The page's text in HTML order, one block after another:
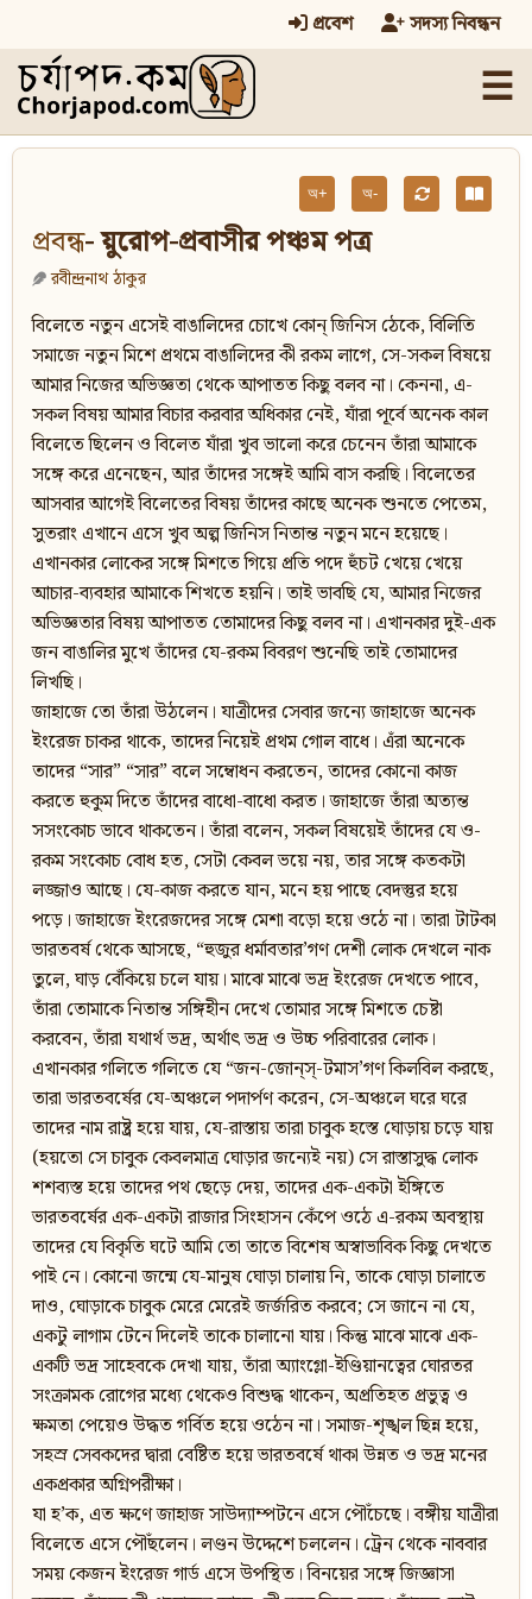
প্রবেশ সদস্য নিবন্ধন
☰
অ+ অ-
প্রবন্ধ- য়ুরোপ-প্রবাসীর পঞ্চম পত্র
রবীন্দ্রনাথ ঠাকুর
বিলেতে নতুন এসেই বাঙালিদের চোখে কোন্‌ জিনিস ঠেকে, বিলিতি
সমাজে নতুন মিশে প্রথমে বাঙালিদের কী রকম লাগে, সে-সকল বিষয়ে
আমার নিজের অভিজ্ঞতা থেকে আপাতত কিছু বলব না। কেননা, এ-
সকল বিষয় আমার বিচার করবার অধিকার নেই, যাঁরা পূর্বে অনেক কাল
বিলেতে ছিলেন ও বিলেত যাঁরা খুব ভালো করে চেনেন তাঁরা আমাকে
সঙ্গে করে এনেছেন, আর তাঁদের সঙ্গেই আমি বাস করছি। বিলেতের
আসবার আগেই বিলেতের বিষয় তাঁদের কাছে অনেক শুনতে পেতেম,
সুতরাং এখানে এসে খুব অল্প জিনিস নিতান্ত নতুন মনে হয়েছে।
এখানকার লোকের সঙ্গে মিশতে গিয়ে প্রতি পদে হুঁচট খেয়ে খেয়ে
আচার-ব্যবহার আমাকে শিখতে হয়নি। তাই ভাবছি যে, আমার নিজের
অভিজ্ঞতার বিষয় আপাতত তোমাদের কিছু বলব না। এখানকার দুই-এক
জন বাঙালির মুখে তাঁদের যে-রকম বিবরণ শুনেছি তাই তোমাদের
লিখছি।
জাহাজে তো তাঁরা উঠলেন। যাত্রীদের সেবার জন্যে জাহাজে অনেক
ইংরেজ চাকর থাকে, তাদের নিয়েই প্রথম গোল বাধে। এঁরা অনেকে
তাদের “সার” “সার” বলে সম্বোধন করতেন, তাদের কোনো কাজ
করতে হুকুম দিতে তাঁদের বাধো-বাধো করত। জাহাজে তাঁরা অত্যন্ত
সসংকোচ ভাবে থাকতেন। তাঁরা বলেন, সকল বিষয়েই তাঁদের যে ও-
রকম সংকোচ বোধ হত, সেটা কেবল ভয়ে নয়, তার সঙ্গে কতকটা
লজ্জাও আছে। যে-কাজ করতে যান, মনে হয় পাছে বেদস্তুর হয়ে
পড়ে। জাহাজে ইংরেজদের সঙ্গে মেশা বড়ো হয়ে ওঠে না। তারা টাটকা
ভারতবর্ষ থেকে আসছে, “হুজুর ধর্মাবতার’গণ দেশী লোক দেখলে নাক
তুলে, ঘাড় বেঁকিয়ে চলে যায়। মাঝে মাঝে ভদ্র ইংরেজ দেখতে পাবে,
তাঁরা তোমাকে নিতান্ত সঙ্গিহীন দেখে তোমার সঙ্গে মিশতে চেষ্টা
করবেন, তাঁরা যথার্থ ভদ্র, অর্থাৎ ভদ্র ও উচ্চ পরিবারের লোক।
এখানকার গলিতে গলিতে যে “জন-জোন্‌স্‌-টমাস’গণ কিলবিল করছে,
তারা ভারতবর্ষের যে-অঞ্চলে পদার্পণ করেন, সে-অঞ্চলে ঘরে ঘরে
তাদের নাম রাষ্ট্র হয়ে যায়, যে-রাস্তায় তারা চাবুক হস্তে ঘোড়ায় চড়ে যায়
(হয়তো সে চাবুক কেবলমাত্র ঘোড়ার জন্যেই নয়) সে রাস্তাসুদ্ধ লোক
শশব্যস্ত হয়ে তাদের পথ ছেড়ে দেয়, তাদের এক-একটা ইঙ্গিতে
ভারতবর্ষের এক-একটা রাজার সিংহাসন কেঁপে ওঠে এ-রকম অবস্থায়
তাদের যে বিকৃতি ঘটে আমি তো তাতে বিশেষ অস্বাভাবিক কিছু দেখতে
পাই নে। কোনো জন্মে যে-মানুষ ঘোড়া চালায় নি, তাকে ঘোড়া চালাতে
দাও, ঘোড়াকে চাবুক মেরে মেরেই জর্জরিত করবে; সে জানে না যে,
একটু লাগাম টেনে দিলেই তাকে চালানো যায়। কিন্তু মাঝে মাঝে এক-
একটি ভদ্র সাহেবকে দেখা যায়, তাঁরা অ্যাংগ্লো-ইণ্ডিয়ানত্বের ঘোরতর
সংক্রামক রোগের মধ্যে থেকেও বিশুদ্ধ থাকেন, অপ্রতিহত প্রভুত্ব ও
ক্ষমতা পেয়েও উদ্ধত গর্বিত হয়ে ওঠেন না। সমাজ-শৃঙ্খল ছিন্ন হয়ে,
সহস্র সেবকদের দ্বারা বেষ্টিত হয়ে ভারতবর্ষে থাকা উন্নত ও ভদ্র মনের
একপ্রকার অগ্নিপরীক্ষা।
যা হ’ক, এত ক্ষণে জাহাজ সাউদ্যাম্পটনে এসে পৌঁচেছে। বঙ্গীয় যাত্রীরা
বিলেতে এসে পৌঁছলেন। লণ্ডন উদ্দেশে চললেন। ট্রেন থেকে নাববার
সময় কেজন ইংরেজ গার্ড এসে উপস্থিত। বিনয়ের সঙ্গে জিজ্ঞাসা